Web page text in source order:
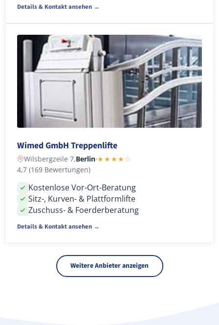
Details & Kontakt ansehen →
Wimed GmbH Treppenlifte
Wilsbergzeile 7,Berlin·★★★★☆
4,7 (169 Bewertungen)
Kostenlose Vor-Ort-Beratung
Sitz-, Kurven- & Plattformlifte
Zuschuss- & Foerderberatung
Details & Kontakt ansehen →
Weitere Anbieter anzeigen